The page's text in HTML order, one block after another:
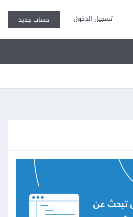
تسجيل الدخول حساب جديد